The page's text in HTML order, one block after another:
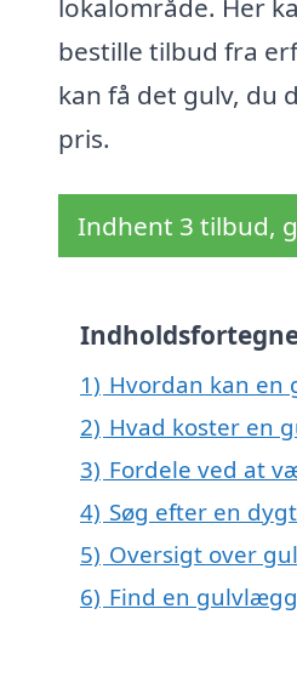
lokalområde. Her
bestille tilbud fra
kan få det gulv, du
pris.
Indhent 3 tilbud,
1) Hvordan kan
2) Hvad koster en
3) Fordele ved at
4) Søg efter en
5) Oversigt over
6) Find en